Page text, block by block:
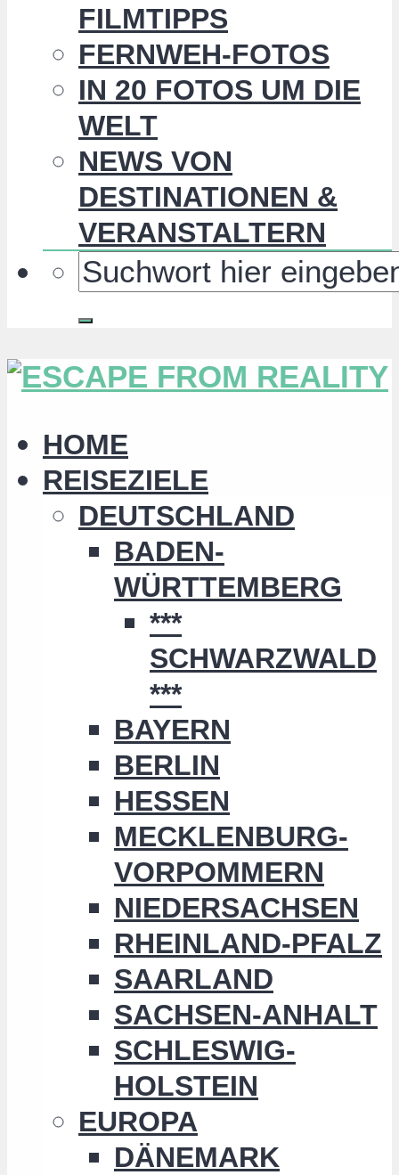
FILMTIPPS
FERNWEH-FOTOS
IN 20 FOTOS UM DIE
WELT
NEWS VON
DESTINATIONEN &
VERANSTALTERN
HOME
REISEZIELE
DEUTSCHLAND
BADEN-
WÜRTTEMBERG
***
SCHWARZWALD
***
BAYERN
BERLIN
HESSEN
MECKLENBURG-
VORPOMMERN
NIEDERSACHSEN
RHEINLAND-PFALZ
SAARLAND
SACHSEN-ANHALT
SCHLESWIG-
HOLSTEIN
EUROPA
DÄNEMARK